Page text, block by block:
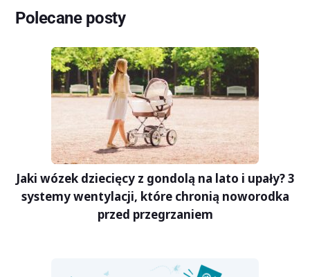
Polecane posty
Jaki wózek dziecięcy z gondolą na lato i upały? 3
systemy wentylacji, które chronią noworodka
przed przegrzaniem